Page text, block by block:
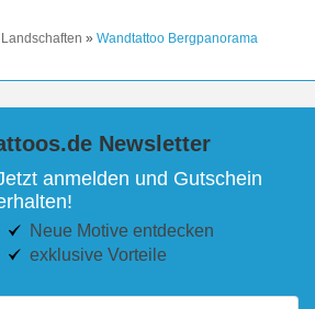
Landschaften » Wandtattoo Bergpanorama
Newsletter
anmelden und Gutschein
Neue Motive entdecken
exklusive Vorteile